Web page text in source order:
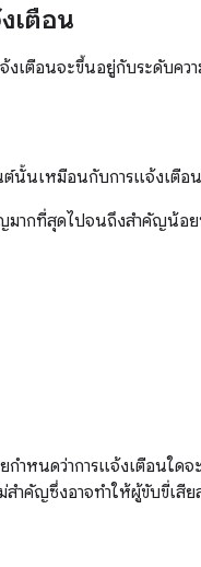
เตือน
งเตือนจะขึ้นอยู่กับระดับคว
ต์นั้นเหมือนกับการแจ้งเตือ
มากที่สุดไปจนถึงสำคัญน้อ
ำหนดว่าการแจ้งเตือนใ
ำคัญซึ่งอาจทำให้ผู้ขับขี่เสีย